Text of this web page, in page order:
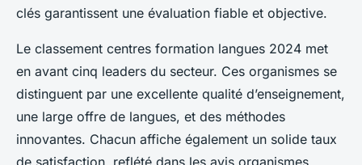
clés garantissent une évaluation fiable et objective.
Le classement centres formation langues 2024 met
en avant cinq leaders du secteur. Ces organismes se
distinguent par une excellente qualité d’enseignement,
une large offre de langues, et des méthodes
innovantes. Chacun affiche également un solide taux